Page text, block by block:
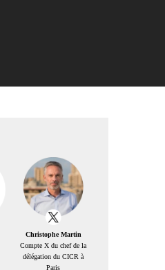
Christophe Martin
Compte X du chef de la
délégation du CICR à
Paris